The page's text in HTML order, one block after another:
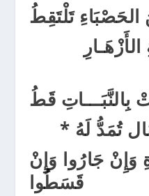
تَلْتَقِطُ
بِالنَّبَـــاتِ قَطُ
تُمَدُّ لَهُ *
وَإِنْ جَارُوا وَإِنْ
قَسَطُوا